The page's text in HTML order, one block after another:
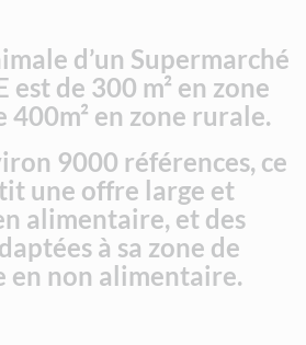
d’un Supermarché
est de 300 m² en zone
400m² en zone rurale.
9000 références, ce
une offre large et
alimentaire, et des
à sa zone de
en non alimentaire.